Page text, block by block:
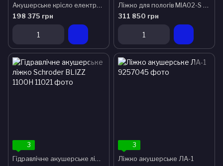
Акушерське крісло електричне Mliss 1100
198 375 грн
Ліжко для пологів MIA02-S JULIETTE , 3х моторне
311 850 грн
3
Гідравлічне акушерське ліжко Schroder BLIZZ 1100H
3
Ліжко акушерське ЛА-1